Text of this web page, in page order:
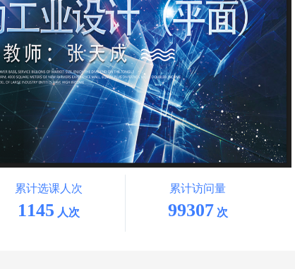
累计选课人次
1145 人次
累计访问量
99307 次